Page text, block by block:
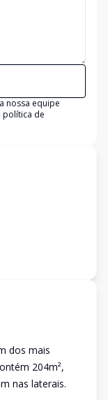
nossa equipe
política de
dos mais
204m²,
nas laterais.